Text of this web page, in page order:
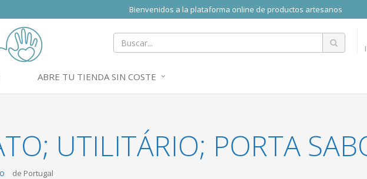
Bienvenidos a la plataforma online de productos artesanos
ABRE TU TIENDA SIN COSTE
UTILITÁRIO; PORTA
de Portugal